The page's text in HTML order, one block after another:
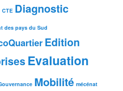
CTE Diagnostic
des pays du Sud
Edition
Evaluation
Mobilité mécénat